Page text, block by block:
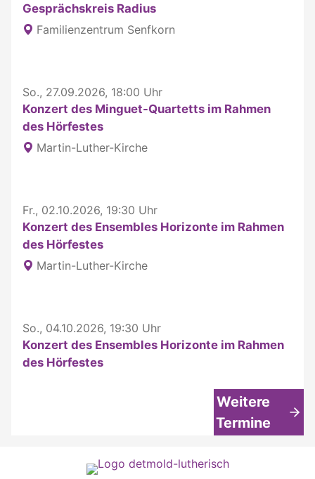
Gesprächskreis Radius
Familienzentrum Senfkorn
So., 27.09.2026, 18:00 Uhr
Konzert des Minguet-Quartetts im Rahmen
des Hörfestes
Martin-Luther-Kirche
Fr., 02.10.2026, 19:30 Uhr
Konzert des Ensembles Horizonte im Rahmen
des Hörfestes
Martin-Luther-Kirche
So., 04.10.2026, 19:30 Uhr
Konzert des Ensembles Horizonte im Rahmen
des Hörfestes
Weitere
Termine